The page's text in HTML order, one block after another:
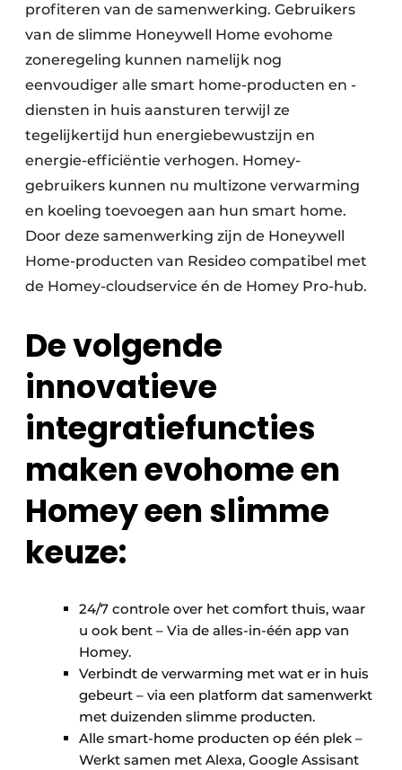
profiteren van de samenwerking. Gebruikers
van de slimme Honeywell Home evohome
zoneregeling kunnen namelijk nog
eenvoudiger alle smart home-producten en -
diensten in huis aansturen terwijl ze
tegelijkertijd hun energiebewustzijn en
energie-efficiëntie verhogen. Homey-
gebruikers kunnen nu multizone verwarming
en koeling toevoegen aan hun smart home.
Door deze samenwerking zijn de Honeywell
Home-producten van Resideo compatibel met
de Homey-cloudservice én de Homey Pro-hub.
De volgende
innovatieve
integratiefuncties
maken evohome en
Homey een slimme
keuze:
24/7 controle over het comfort thuis, waar
u ook bent – Via de alles-in-één app van
Homey.
Verbindt de verwarming met wat er in huis
gebeurt – via een platform dat samenwerkt
met duizenden slimme producten.
Alle smart-home producten op één plek –
Werkt samen met Alexa, Google Assisant